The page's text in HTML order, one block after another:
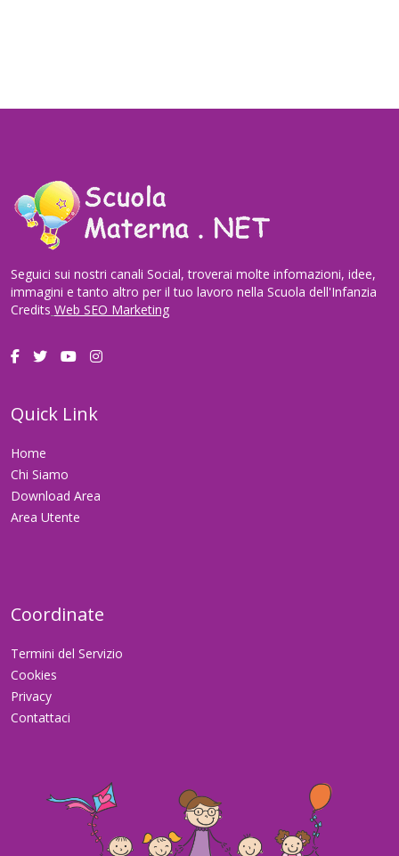
Seguici sui nostri canali Social, troverai molte infomazioni, idee,
immagini e tanto altro per il tuo lavoro nella Scuola dell'Infanzia
Credits Web SEO Marketing
Quick Link
Home
Chi Siamo
Download Area
Area Utente
Coordinate
Termini del Servizio
Cookies
Privacy
Contattaci